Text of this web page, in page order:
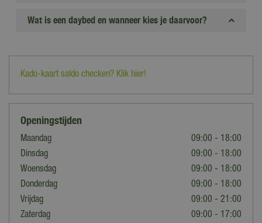
Wat is een daybed en wanneer kies je daarvoor?
Kado-kaart saldo checken? Klik hier!
Openingstijden
Maandag
09:00 - 18:00
Dinsdag
09:00 - 18:00
Woensdag
09:00 - 18:00
Donderdag
09:00 - 18:00
Vrijdag
09:00 - 21:00
Zaterdag
09:00 - 17:00